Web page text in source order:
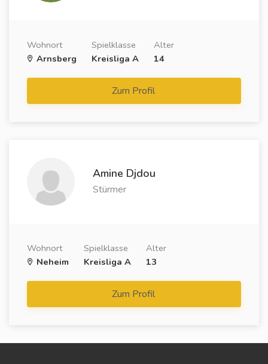
Wohnort
Arnsberg
Spielklasse
Kreisliga A
Alter
14
Zum Profil
Amine Djdou
Stürmer
Wohnort
Neheim
Spielklasse
Kreisliga A
Alter
13
Zum Profil